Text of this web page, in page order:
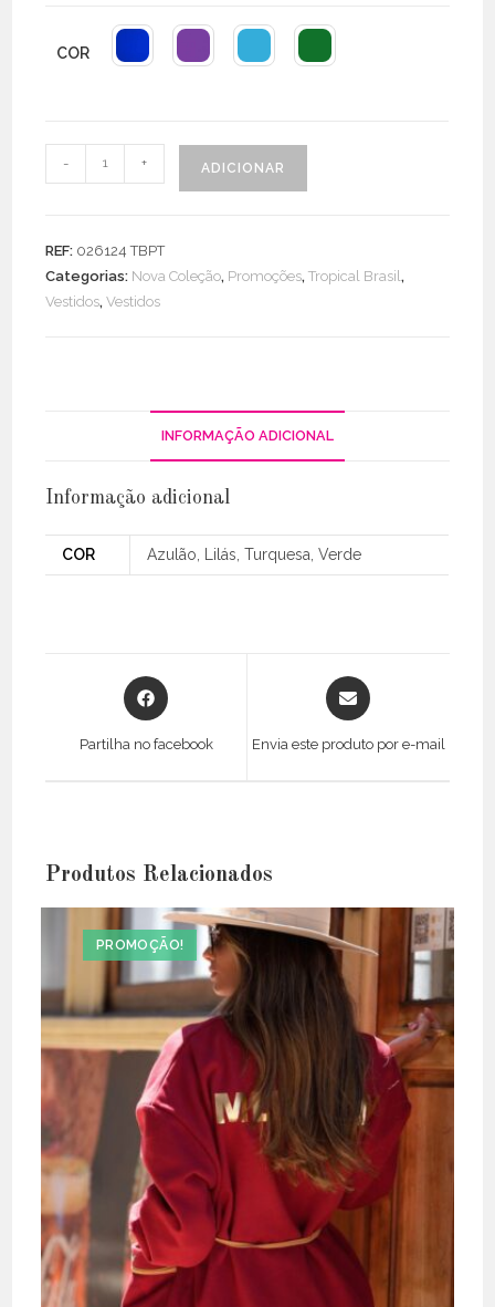
COR
Quantidade
de
Premium
- + ADICIONAR
REF: 026124 TBPT
Categorias: Nova Coleção, Promoções,Tropical Brasil ,
Vestidos,Vestidos
INFORMAÇÃO ADICIONAL
Informação adicional
COR Azulão, Lilás, Turquesa, Verde
Opens
in
Partilha no facebook
Opens
in
Envia este produto por e-mail
Produtos Relacionados
PROMOÇÃO!